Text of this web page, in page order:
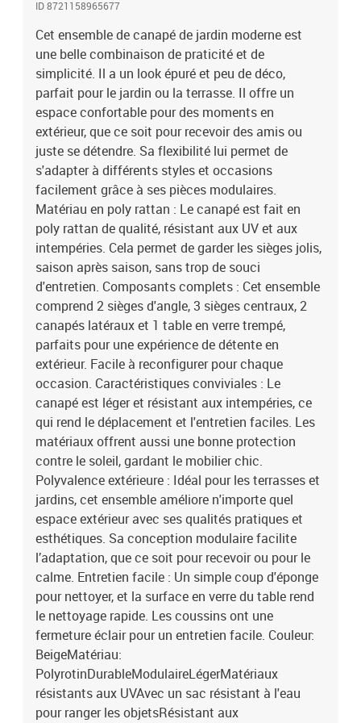
intempéries, ce qui rend le déplacement et l'entretien faciles. Les
matériaux offrent aussi une bonne protection contre le soleil,
gardant le mobilier chic. Polyvalence extérieure : Idéal pour les
terrasses et jardins, cet ensemble améliore n'importe quel espace
extérieur avec ses qualités pratiques et esthétiques. Sa conception
modulaire facilite l’adaptation, que ce soit pour recevoir ou pour le
calme. Entretien facile : Un simple coup d'éponge pour nettoyer, et
la surface en verre du table rend le nettoyage rapide. Les coussins
ont une fermeture éclair pour un entretien facile. Couleur:
BeigeMatériau: PolyrotinDurableModulaireLégerMatériaux
résistants aux UVAvec un sac résistant à l'eau pour ranger les
objetsRésistant aux intempériesSiègesLargeur d'assise: 55
cmProfondeur de siège: 55 cmPoids maximal: 770 kgCapacité:
3DurableModulaireLégerMatériaux résistants aux UVAvec un sac
résistant à l'eau pour ranger les objetsRésistant aux
intempériesCoussin de siègeFermeture éclairAssemblage requis:
OuiContenant de la livraison:2 x siège d'angle :62 x 62 x 69 cm
(LxWxH)3 x siège central :55 x 62 x 69 cm (LxWxH)2 x canapé
latéral :184 x 62 x 69 cm (LxWxH)1 x table :55 x 55 x 37 cm
(LxWxH)EAN: 8721158965677SKU: 3346981Brand: vidaXL
ID 8721158965677
Cet ensemble de canapé de jardin moderne est
une belle combinaison de praticité et de
simplicité. Il a un look épuré et peu de déco,
parfait pour le jardin ou la terrasse. Il offre un
espace confortable pour des moments en
extérieur, que ce soit pour recevoir des amis ou
juste se détendre. Sa flexibilité lui permet de
s'adapter à différents styles et occasions
facilement grâce à ses pièces modulaires.
Matériau en poly rattan : Le canapé est fait en
poly rattan de qualité, résistant aux UV et aux
intempéries. Cela permet de garder les sièges jolis,
saison après saison, sans trop de souci
d'entretien. Composants complets : Cet ensemble
comprend 2 sièges d'angle, 3 sièges centraux, 2
canapés latéraux et 1 table en verre trempé,
parfaits pour une expérience de détente en
extérieur. Facile à reconfigurer pour chaque
occasion. Caractéristiques conviviales : Le
canapé est léger et résistant aux intempéries, ce
qui rend le déplacement et l'entretien faciles. Les
matériaux offrent aussi une bonne protection
contre le soleil, gardant le mobilier chic.
Polyvalence extérieure : Idéal pour les terrasses et
jardins, cet ensemble améliore n'importe quel
espace extérieur avec ses qualités pratiques et
esthétiques. Sa conception modulaire facilite
l’adaptation, que ce soit pour recevoir ou pour le
calme. Entretien facile : Un simple coup d'éponge
pour nettoyer, et la surface en verre du table rend
le nettoyage rapide. Les coussins ont une
fermeture éclair pour un entretien facile. Couleur:
BeigeMatériau:
PolyrotinDurableModulaireLégerMatériaux
résistants aux UVAvec un sac résistant à l'eau
pour ranger les objetsRésistant aux